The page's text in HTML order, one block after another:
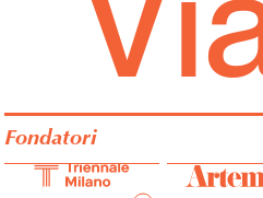
Fondatori